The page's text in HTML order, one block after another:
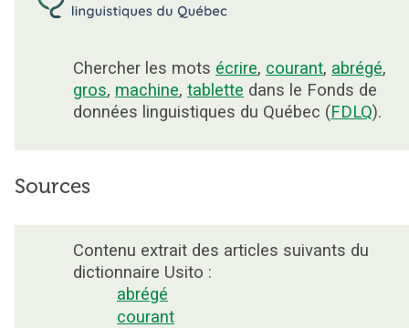
Chercher les mots écrire, courant, abrégé,
gros, machine, tablette dans le Fonds de
données linguistiques du Québec (FDLQ).
Sources
Contenu extrait des articles suivants du
dictionnaire Usito :
abrégé
courant